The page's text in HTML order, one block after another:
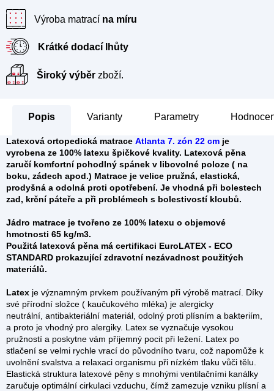
Výroba matrací na míru
Krátké dodací lhůty
Široký výběr zboží.
Popis Parametry
Latexová ortopedická matrace Atlanta 7. zón 22 cm je
vyrobena ze 100% latexu špičkové kvality. Latexová pěna
zaručí komfortní pohodlný spánek v libovolné poloze ( na
boku, zádech apod.) Matrace je velice pružná, elastická,
prodyšná a odolná proti opotřebení. Je vhodná při bolestech
zad, krční páteře a při problémech s bolestivostí kloubů.
Jádro matrace je tvořeno ze 100% latexu o objemové
hmotnosti 65 kg/m3.
Použitá latexová pěna má certifikaci EuroLATEX - ECO
STANDARD prokazující zdravotní nezávadnost použitých
materiálů.
Latex je významným prvkem používaným při výrobě matrací. Díky
své přírodní složce ( kaučukového mléka) je alergicky
neutrální, antibakteriální materiál, odolný proti plísním a bakteriím,
a proto je vhodný pro alergiky. Latex se vyznačuje vysokou
pružností a poskytne vám příjemný pocit při ležení. Latex po
stlačení se velmi rychle vrací do původního tvaru, což napomůže k
uvolnění svalstva a relaxaci organismu při nízkém tlaku vůči tělu.
Elastická struktura latexové pěny s mnohými ventilačními kanálky
zaručuje optimální cirkulaci vzduchu, čímž zamezuje vzniku plísní a